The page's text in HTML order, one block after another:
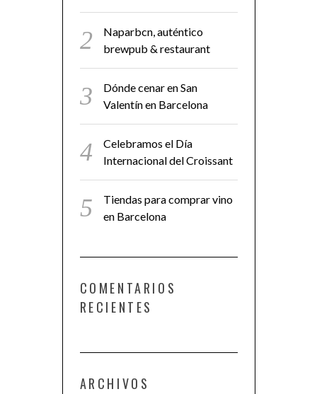
Naparbcn, auténtico
brewpub & restaurant
Dónde cenar en San
Valentín en Barcelona
Celebramos el Día
Internacional del Croissant
Tiendas para comprar vino
en Barcelona
COMENTARIOS
RECIENTES
ARCHIVOS